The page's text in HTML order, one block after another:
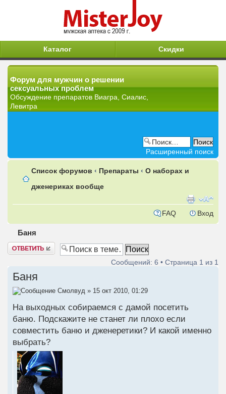
Каталог Скидки
Форум для мужчин о решении
сексуальных проблем
Обсуждение препаратов Виагра, Сиалис,
Левитра
Расширенный поиск
Список форумов ‹ Препараты ‹ О наборах и
дженериках вообще
FAQ Вход
Баня
Ответить
Сообщений: 6 • Страница 1 из 1
Баня
Смолвуд » 15 окт 2010, 01:29
На выходных собираемся с дамой посетить
баню. Подскажите не станет ли плохо если
совместить баню и дженеретики? И какой именно
выбрать?